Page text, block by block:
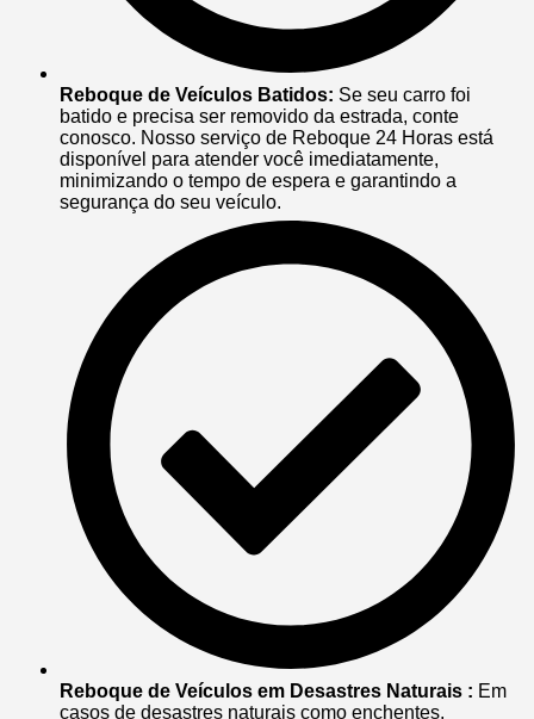
Reboque de Veículos Batidos: Se seu carro foi
batido e precisa ser removido da estrada, conte
conosco. Nosso serviço de Reboque 24 Horas está
disponível para atender você imediatamente,
minimizando o tempo de espera e garantindo a
segurança do seu veículo.
Reboque de Veículos em Desastres Naturais : Em
casos de desastres naturais como enchentes,